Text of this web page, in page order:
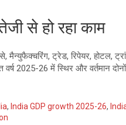
से हो रहा काम
ट्रेड, रिपेयर, होटल,
2025-26 में स्थिर और वर्तमान दोनों
, India GDP growth 2025-26,